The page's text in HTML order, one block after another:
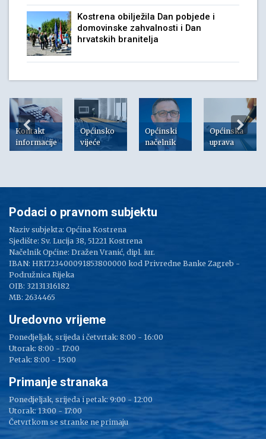
Kostrena obilježila Dan pobjede i
domovinske zahvalnosti i Dan
hrvatskih branitelja
Kontakt
informacije
Općinsko
vijeće
Općinski
načelnik
Općinska
uprava
Podaci o pravnom subjektu
Naziv subjekta: Općina Kostrena
Sjedište: Sv. Lucija 38, 51221 Kostrena
Načelnik Općine: Dražen Vranić, dipl. iur.
IBAN: HR1723400091853800000 kod Privredne Banke Zagreb -
Podružnica Rijeka
OIB: 32131316182
MB: 2634465
Uredovno vrijeme
Ponedjeljak, srijeda i četvrtak: 8:00 - 16:00
Utorak: 8:00 - 17:00
Petak: 8:00 - 15:00
Primanje stranaka
Ponedjeljak, srijeda i petak: 9:00 - 12:00
Utorak: 13:00 - 17:00
Četvrtkom se stranke ne primaju